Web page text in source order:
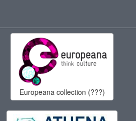
Europeana collection (???)